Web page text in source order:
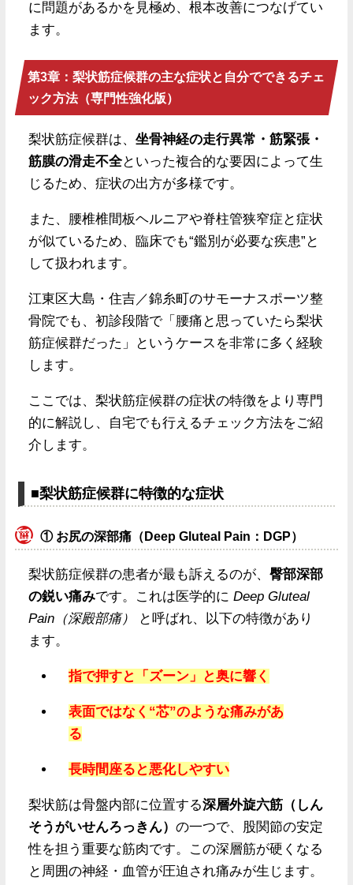
に問題があるかを見極め、根本改善につなげてい
ます。
第3章：梨状筋症候群の主な症状と自分でできるチェ
ック方法（専門性強化版）
梨状筋症候群は、 坐骨神経の走行異常・筋緊張・
筋膜の滑走不全といった複合的な要因によって生
じるため、症状の出方が多様です。
また、腰椎椎間板ヘルニアや脊柱管狭窄症と症状
が似ているため、臨床でも“鑑別が必要な疾患”と
して扱われます。
江東区大島・住吉／錦糸町のサモーナスポーツ整
骨院でも、初診段階で「腰痛と思っていたら梨状
筋症候群だった」というケースを非常に多く経験
します。
ここでは、梨状筋症候群の症状の特徴をより専門
的に解説し、自宅でも行えるチェック方法をご紹
介します。
■梨状筋症候群に特徴的な症状
① お尻の深部痛（Deep Gluteal Pain：DGP）
梨状筋症候群の患者が最も訴えるのが、 臀部深部
の鋭い痛みです。これは医学的に Deep Gluteal
Pain（深殿部痛）
と呼ばれ、以下の特徴があり
ます。
指で押すと「ズーン」と奥に響く
表面ではなく“芯”のような痛みがあ
る
長時間座ると悪化しやすい
梨状筋は骨盤内部に位置する深層外旋六筋（しん
そうがいせんろっきん） の一つで、股関節の安定
性を担う重要な筋肉です。この深層筋が硬くなる
と周囲の神経・血管が圧迫され痛みが生じます。